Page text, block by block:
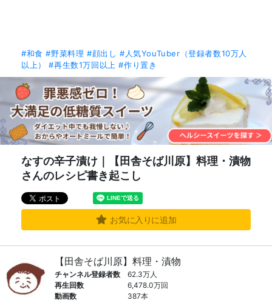
#和食 #野菜料理 #顔出し #人気YouTuber（登録者数10万人
以上）
#再生数1万回以上 #作り置き
なすの辛子漬け｜【田舎そば川原】料理・漬物
さんのレシピ書き起こし
お気に入りに追加
【田舎そば川原】料理・漬物
チャンネル登録者数
62.3万人
再生回数
6,478.0万回
動画数
387本